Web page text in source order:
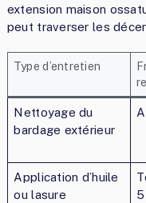
extension maison
peut traverser les
Type d’entretien
Nettoyage du
bardage extérieur
Application d’huile
ou lasure